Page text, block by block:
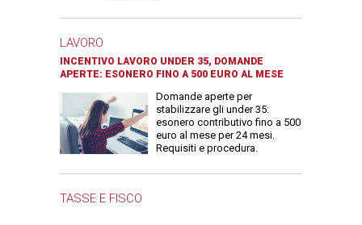
LAVORO
INCENTIVO LAVORO UNDER 35, DOMANDE
APERTE: ESONERO FINO A 500 EURO AL MESE
Domande aperte per
stabilizzare gli under 35:
esonero contributivo fino a 500
euro al mese per 24 mesi.
Requisiti e procedura.
TASSE E FISCO